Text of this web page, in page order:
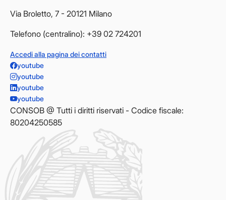
Via Broletto, 7 - 20121 Milano
Telefono (centralino): +39 02 724201
Accedi alla pagina dei contatti
youtube
youtube
youtube
youtube
CONSOB @ Tutti i diritti riservati - Codice fiscale:
80204250585